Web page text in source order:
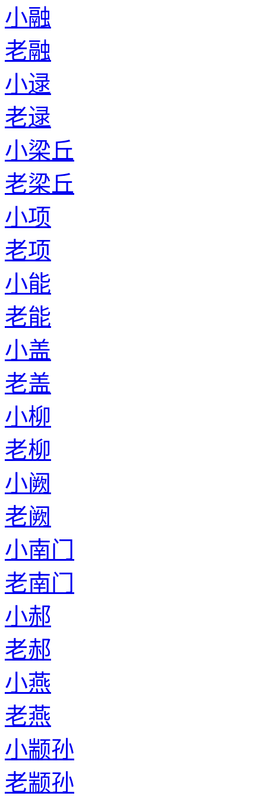
小融
老融
小逯
老逯
小梁丘
老梁丘
小项
老项
小能
老能
小盖
老盖
小柳
老柳
小阙
老阙
小南门
老南门
小郝
老郝
小燕
老燕
小颛孙
老颛孙